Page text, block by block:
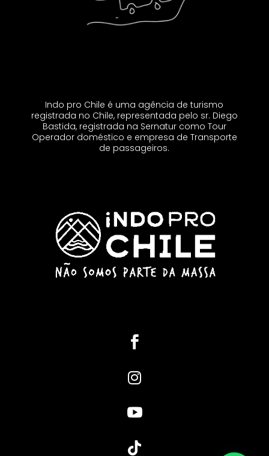
Indo pro Chile é uma agência de turismo
registrada no Chile, representada pelo sr. Diego
Bastida, registrada na Sernatur como Tour
Operador doméstico e empresa de Transporte
de passageiros.



